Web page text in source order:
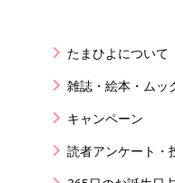
たまひよについて
雑誌・絵本・ムッ
キャンペーン
読者アンケート・